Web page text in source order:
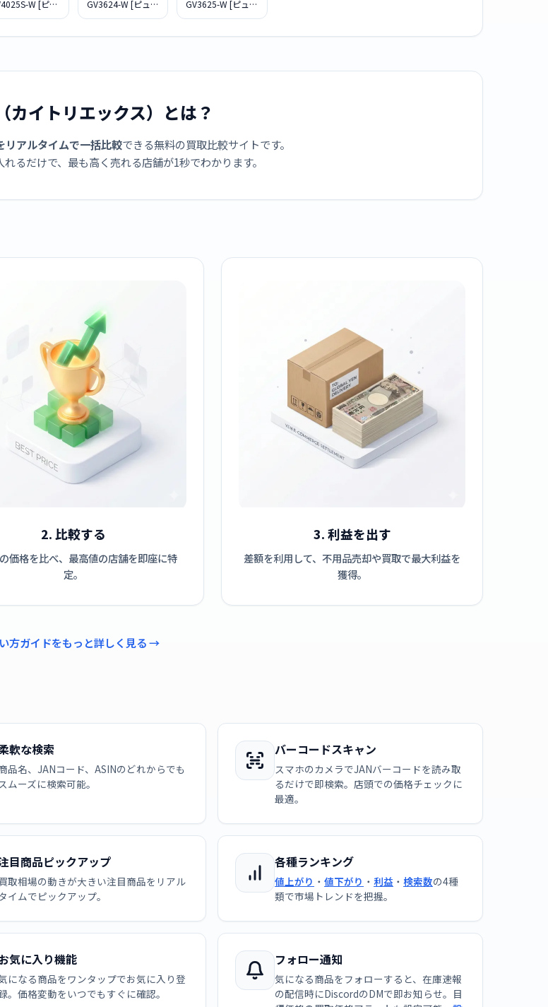
W [ピュ
GV3624-W [ピュア
GV3625-W [ピュア
（カイトリエックス）とは？
リアルタイムで一括比較できる無料の買取比較サイトです。
るだけで、最も高く売れる店舗が1秒でわかります。
2. 比較する
価格を比べ、最高値の店舗を即座に特
定。
3. 利益を出す
差額を利用して、不用品売却や買取で最大利益を
獲得。
方ガイドをもっと詳しく見る →
軟な検索
品名、JANコード、ASINのどれからでも
スムーズに検索可能。
バーコードスキャン
スマホのカメラでJANバーコードを読み取
るだけで即検索。店頭での価格チェックに
最適。
目商品ピックアップ
買取相場の動きが大きい注目商品をリアル
イムでピックアップ。
各種ランキング
値上がり ・ 値下がり ・ 利益 ・ 検索数の4種
類で市場トレンドを把握。
気に入り機能
になる商品をワンタップでお気に入り登
。価格変動をいつでもすぐに確認。
フォロー通知
気になる商品をフォローすると、在庫速報
の配信時にDiscordのDMで即お知らせ。目